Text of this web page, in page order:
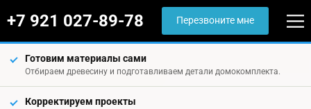
+7 921 027-89-78 Перезвоните мне
Готовим материалы сами
Отбираем древесину и подготавливаем детали домокомплекта.
Корректируем проекты